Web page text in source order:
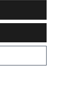
vom